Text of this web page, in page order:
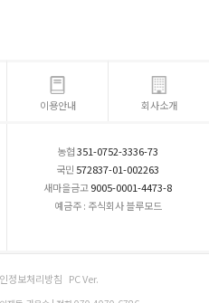
이용안내 회사소개
농협351-0752-3336-73
국민 572837-01-002263
새마을금고9005-0001-4473-8
예금주 : 주식회사 블루모드
정보처리방침 PC Ver.